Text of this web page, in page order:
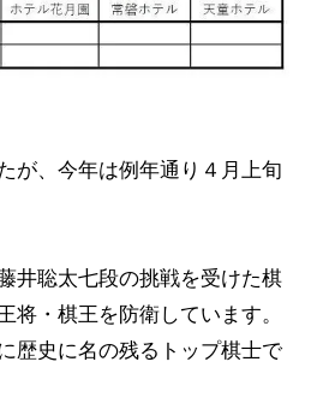
が、今年は例年通り４月上旬
井聡太七段の挑戦を受けた棋
・棋王を防衛しています。
歴史に名の残るトップ棋士で